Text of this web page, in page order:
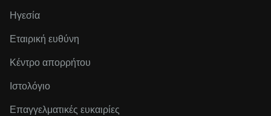
Ηγεσία
Εταιρική ευθύνη
Κέντρο απορρήτου
Ιστολόγιο
Επαγγελματικές ευκαιρίες